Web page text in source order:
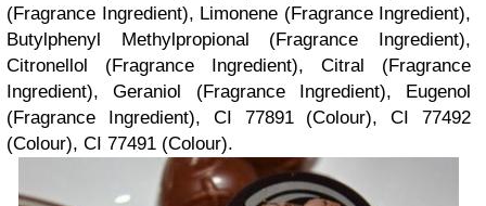
(Fragrance Ingredient), Limonene (Fragrance Ingredient),
Butylphenyl Methylpropional (Fragrance Ingredient),
Citronellol (Fragrance Ingredient), Citral (Fragrance
Ingredient), Geraniol (Fragrance Ingredient), Eugenol
(Fragrance Ingredient), CI 77891 (Colour), CI 77492
(Colour), CI 77491 (Colour).